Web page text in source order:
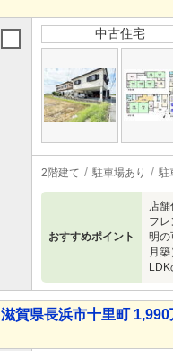
中古住宅
2階建て 駐車場あり 駐
おすすめポイント
店
フ
明
月
滋賀県長浜市十里町